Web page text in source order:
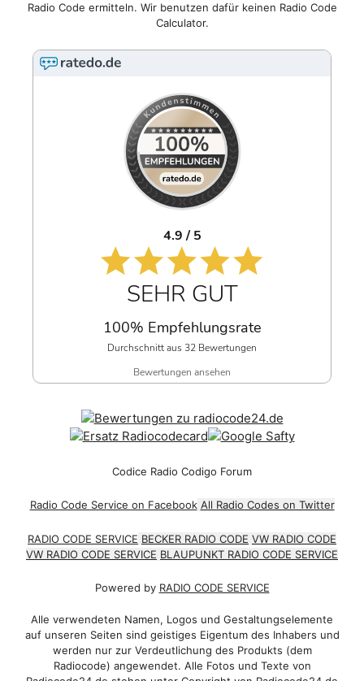
Radio Code ermitteln. Wir benutzen dafür keinen Radio Code
Calculator.
4.9 / 5
SEHR GUT
100% Empfehlungsrate
Durchschnitt aus 32 Bewertungen
Bewertungen ansehen
Codice Radio Codigo Forum
Radio Code Service on Facebook All Radio Codes on Twitter
RADIO CODE SERVICE BECKER RADIO CODE VW RADIO CODE
VW RADIO CODE SERVICE BLAUPUNKT RADIO CODE SERVICE
Powered by RADIO CODE SERVICE
Alle verwendeten Namen, Logos und Gestaltungselemente
auf unseren Seiten sind geistiges Eigentum des Inhabers und
werden nur zur Verdeutlichung des Produkts (dem
Radiocode) angewendet. Alle Fotos und Texte von